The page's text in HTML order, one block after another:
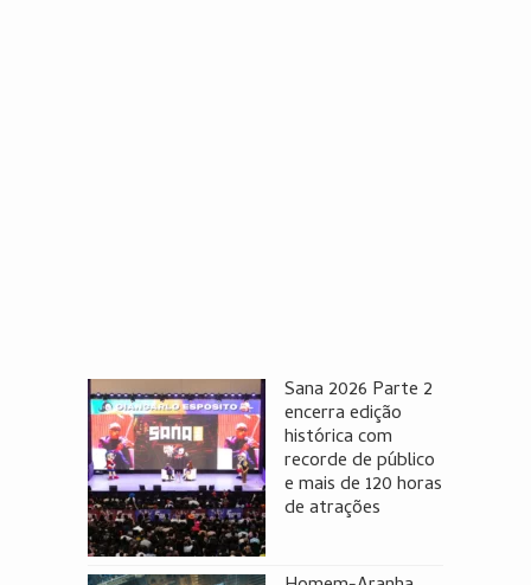
Sana 2026 Parte 2
encerra edição
histórica com
recorde de público
e mais de 120 horas
de atrações